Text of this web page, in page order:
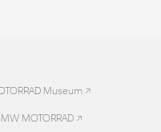
Museum ↗
MOTORRAD ↗